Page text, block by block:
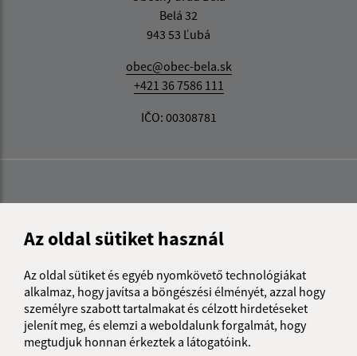
Az oldal sütiket használ
Az oldal sütiket és egyéb nyomkövető technológiákat
alkalmaz, hogy javítsa a böngészési élményét, azzal hogy
személyre szabott tartalmakat és célzott hirdetéseket
jelenít meg, és elemzi a weboldalunk forgalmát, hogy
megtudjuk honnan érkeztek a látogatóink.
Belá 32
943 53 Ľubá
obec@obec-bela.sk
+421 36 7586 111
IČO: 00308781